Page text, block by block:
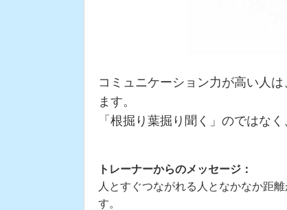
コミュニケーション力が高い人
ます。
「根掘り葉掘り聞く」のではな
トレーナーからのメッセージ：
人とすぐつながれる人となかなか距
す。